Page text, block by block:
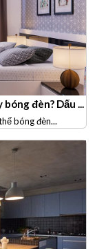
đèn? Dấu ...
bóng đèn...